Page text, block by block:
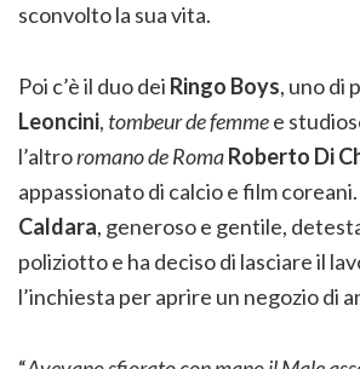
sconvolto la sua vita.
Poi c’è il duo dei Ringo Boys, uno di
Leoncini, tombeur de femmee
l’altroromano de RomaRoberto Di
appassionato di calcio e film coreani.
Caldara, generoso e gentile,
poliziotto e ha deciso di lasciare il
l’inchiesta per aprire un negozio di